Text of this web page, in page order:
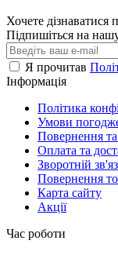
Хочете дізнаватися
Підпишіться на
Я прочитав
Інформація
Політика
Умови
Повернення
Оплата та
Зворотній
Повернення
Карта сайту
Акції
Час роботи